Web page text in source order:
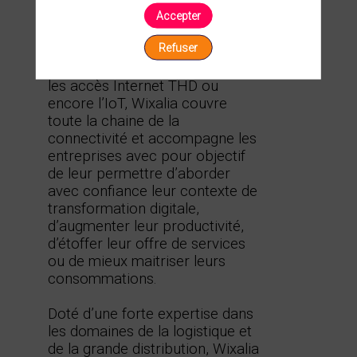
Spécialisée dans les
les accès Internet THD ou
encore l’IoT, Wixalia couvre
toute la chaine de la
connectivité et accompagne les
entreprises avec pour objectif
de leur permettre d’aborder
avec confiance leur contexte de
transformation digitale,
d’augmenter leur productivité,
d’étoffer leur offre de services
ou de mieux maitriser leurs
consommations.
Doté d’une forte expertise dans
les domaines de la logistique et
de la grande distribution, Wixalia
Accepter
Refuser